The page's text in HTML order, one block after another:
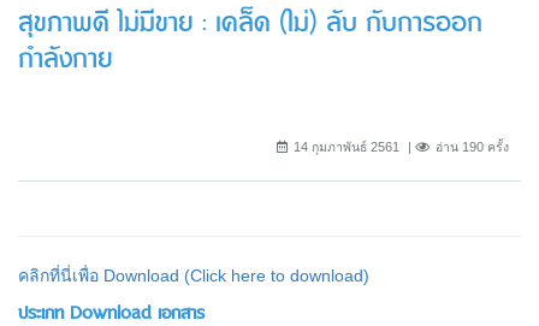
สุขภาพดี ไม่มีขาย : เคล็ด (ไม่) ลับ กับการออก
กำลังกาย
14 กุมภาพันธ์ 2561 อ่าน 190 ครั้ง
คลิกที่นี่เพื่อ Download (Click here to download)
ประเภท Download เอกสาร